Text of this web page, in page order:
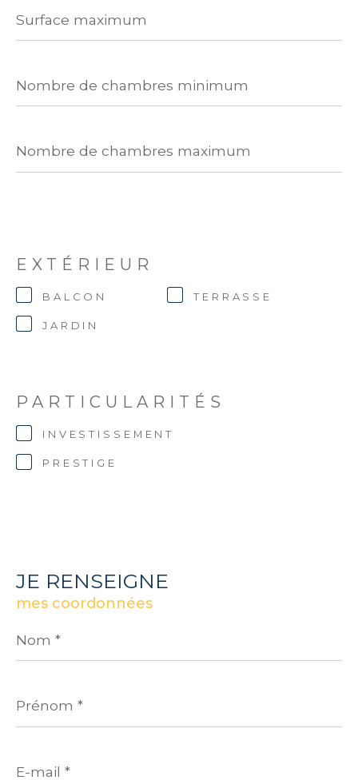
maximum
de
chambres
minimum
de
chambres
maximum
EXTÉRIEUR
BALCON TERRASSE
JARDIN
PARTICULARITÉS
INVESTISSEMENT
PRESTIGE
JE RENSEIGNE
mes coordonnées
*
*
mail